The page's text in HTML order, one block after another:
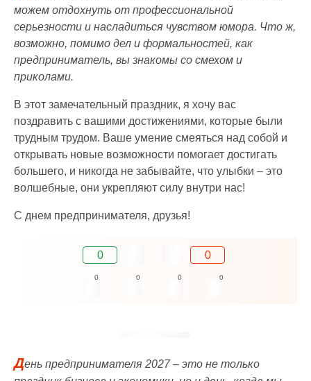
можем отдохнуть от профессиональной
серьезности и насладиться чувством юмора. Что ж,
возможно, помимо дел и формальностей, как
предприниматель, вы знакомы со смехом и
приколами.
В этот замечательный праздник, я хочу вас
поздравить с вашими достижениями, которые были
трудным трудом. Ваше умение смеяться над собой и
открывать новые возможности помогает достигать
большего, и никогда не забывайте, что улыбки – это
волшебные, они укрепляют силу внутри нас!
С днем предпринимателя, друзья!
0 0
0 0 0 0
День предпринимателя 2027 – это не только